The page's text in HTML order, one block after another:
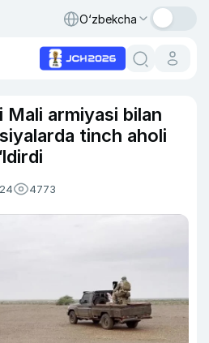
O‘zbekcha
Mali armiyasi bilan
tinch aholi
4773